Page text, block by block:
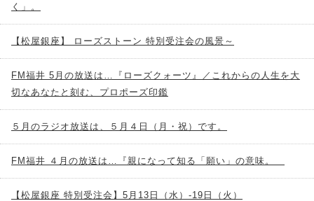
く」。
【松屋銀座】 ローズストーン 特別受注会の風景～
FM福井 5月の放送は…『ローズクォーツ』／これからの人生を大
切なあなたと刻む、プロポーズ印鑑
５月のラジオ放送は、５月４日（月・祝）です。
FM福井 ４月の放送は…『親になって知る「願い」の意味。
【松屋銀座 特別受注会】5月13日（水）-19日（火）